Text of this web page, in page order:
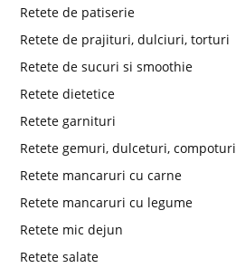
Retete de patiserie
Retete de prajituri, dulciuri, torturi
Retete de sucuri si smoothie
Retete dietetice
Retete garnituri
Retete gemuri, dulceturi, compoturi
Retete mancaruri cu carne
Retete mancaruri cu legume
Retete mic dejun
Retete salate